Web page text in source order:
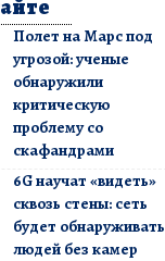
Полет на Марс под
угрозой: ученые
обнаружили
критическую
проблему со
скафандрами
6G научат «видеть»
сквозь стены: сеть
будет обнаруживать
людей без камер